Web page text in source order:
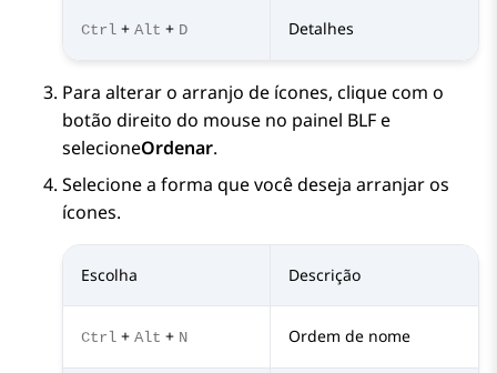
Ctrl + Alt + D Detalhes
Para alterar o arranjo de ícones, clique com o
botão direito do mouse no painel BLF e
selecioneOrdenar.
Selecione a forma que você deseja arranjar os
ícones.
Escolha Descrição
Ctrl + Alt + N Ordem de nome